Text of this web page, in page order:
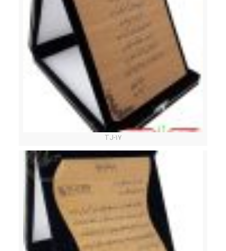
TJ-17